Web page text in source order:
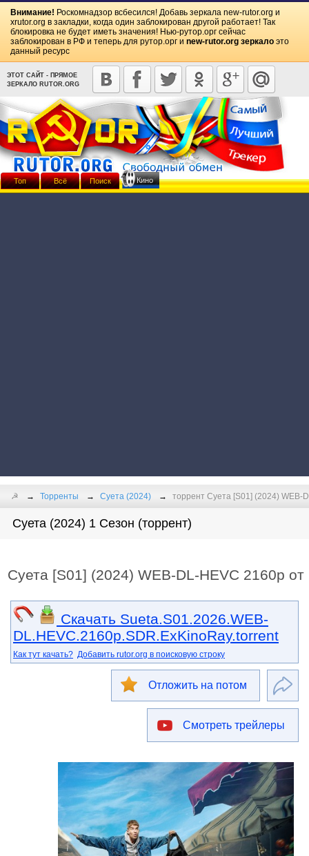
Внимание! Роскомнадзор всбесился! Добавь зеркала new-rutor.org и
xrutor.org в закладки, когда один заблокирован другой работает! Так
блокировка не будет иметь значения! Нью-рутор.орг сейчас
заблокирован в РФ и теперь для рутор.орг и new-rutor.org зеркало это
данный ресурс
ЭТОТ САЙТ - ПРЯМОЕ
ЗЕРКАЛО RUTOR.ORG
☭ Торренты Суета (2024) торрент Суета [S01] (2024) WEB-
Суета (2024) 1 Сезон (торрент)
Суета [S01] (2024) WEB-DL-HEVC 2160p
Скачать Sueta.S01.2026.WEB-
DL.HEVC.2160p.SDR.ExKinoRay.torrent
Как тут качать? Добавить rutor.org в поисковую строку
Отложить на потом
Смотреть трейлеры